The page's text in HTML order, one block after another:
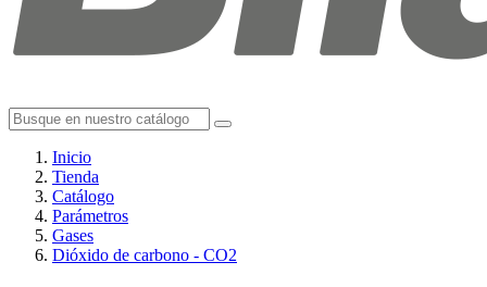
Inicio
Tienda
Catálogo
Parámetros
Gases
Dióxido de carbono - CO2